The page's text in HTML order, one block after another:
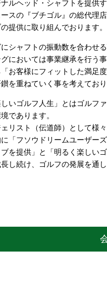
ルヘッド・シャフトを提供す
スの『ブチゴル』の総代理
提供に取り組んでおります。
シャフトの振動数を合わせ
においては事業継承を行う
お客様にフィットした満足
を重ねていく事を考えており
いゴルフ人生」とはゴルフ
であります。
リスト（伝道師）として様
「フソウドリームユーザー
を提供」と「明るく楽しい
し続け、ゴルフの発展を通